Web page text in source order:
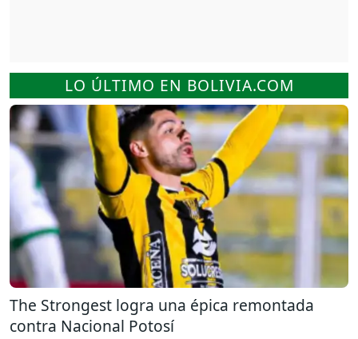
LO ÚLTIMO EN BOLIVIA.COM
The Strongest logra una épica remontada
contra Nacional Potosí